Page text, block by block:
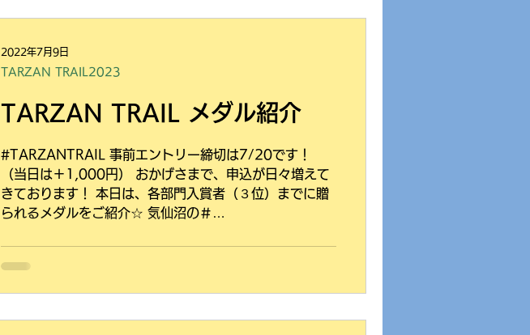
TARZAN TRAIL メダル紹介
#TARZANTRAIL 事前エントリー締切は7/20です！
（当日は＋1,000円） おかげさまで、申込が日々増えて
きております！ 本日は、各部門入賞者（３位）までに贈
られるメダルをご紹介☆ 気仙沼の＃
TARZAN TRAIL2023
2022年7月9日